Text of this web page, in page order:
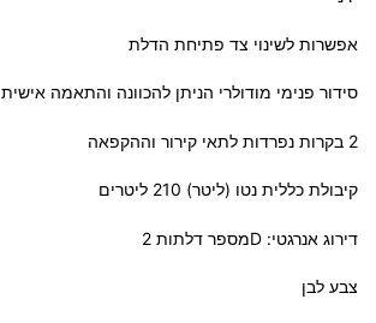
אפשרות לשינוי צד פתיחת הדלת
סידור פנימי מודולרי הניתן להכוונה והתאמה אישית
2 בקרות נפרדות לתאי קירור וההקפאה
קיבולת כללית נטו (ליטר) 210 ליטרים
דירוג אנרגטי: Dמספר דלתות 2
צבע לבן